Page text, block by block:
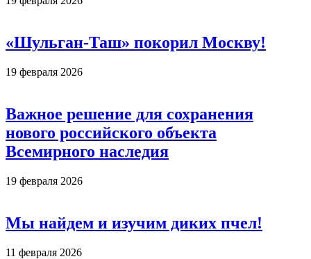
«Шульган-Таш» покорил Москву!
19 февраля 2026
Важное решение для сохранения
нового российского объекта
Всемирного наследия
19 февраля 2026
Мы найдем и изучим диких пчел!
11 февраля 2026